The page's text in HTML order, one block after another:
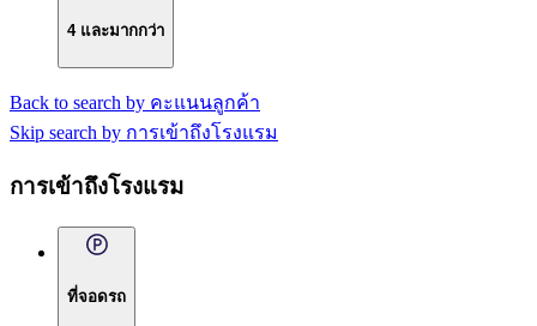
4 และมากกว่า
Back to search by คะแนนลูกค้า
Skip search by การเข้าถึงโรงแรม
การเข้าถึงโรงแรม
ที่จอดรถ